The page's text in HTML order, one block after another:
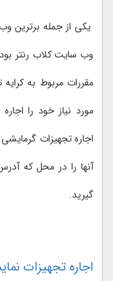
یکی از جمله برترین
وب سایت کلاب رنتر
مقررات مربوط به
مورد نیاز خود را
اجاره تجهیزات
آنها را در محل که آدرس
گیرید.
اجاره تجهیزات